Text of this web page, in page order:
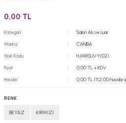
0,00 TL
Kategori
Salon Aksesuar
Marka
CANBA
Stok Kodu
HJMRSUVY(02)
Fiyat
0,00 TL + KDV
Havale
0,00 TL (%2,00 havale
RENK
BEYAZ KIRMIZI